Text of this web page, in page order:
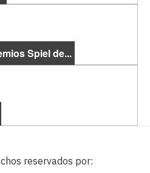
Spiel de...
reservados por: